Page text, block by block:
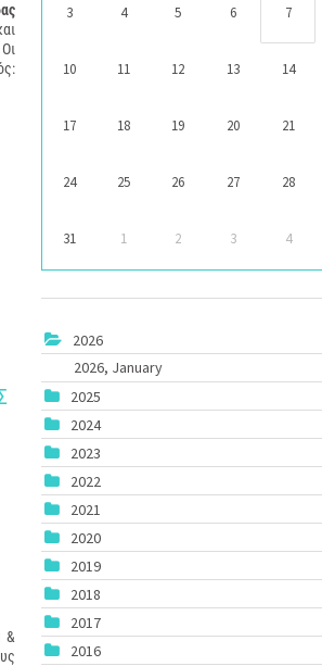
Οι
&
3 4 5 6 7
10 11 12 13 14
17 18 19 20 21
24 25 26 27 28
31 1 2 3 4
2026
2026, January
2025
2024
2023
2022
2021
2020
2019
2018
2017
2016